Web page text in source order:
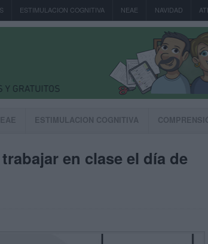
ESTIMULACION COGNITIVA NEAE NAVIDAD
ESTIMULACION COGNITIVA
en clase el día de